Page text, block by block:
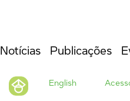
Notícias Publicações
English